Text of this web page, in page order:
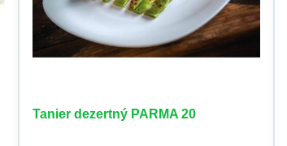
Tanier dezertný PARMA 20